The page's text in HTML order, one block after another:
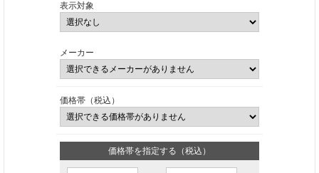
表示対象
メーカー
価格帯（税込）
価格帯を指定する（税込）